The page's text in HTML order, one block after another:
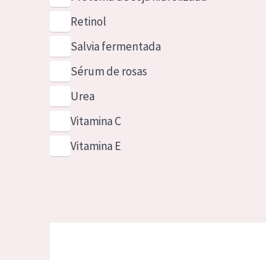
Retinol
Salvia fermentada
Sérum de rosas
Urea
Vitamina C
Vitamina E